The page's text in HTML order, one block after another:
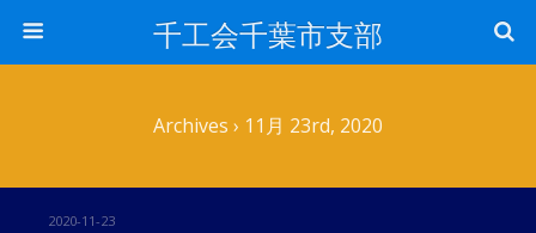
千工会千葉市支部
Archives › 11月 23rd, 2020
2020-11-23